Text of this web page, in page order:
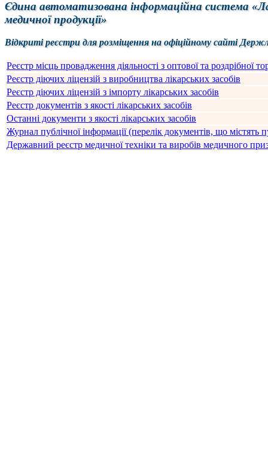
Єдина автоматизована інформаційна система
медичної продукції»
Відкриті реєстри для розміщення на офіційному сайті
Реєстр місць провадження діяльності з оптової та роздрібної
Реєстр діючих ліцензій з виробництва лікарських засобів
Реєстр діючих ліцензій з імпорту лікарських засобів
Реєстр документів з якості лікарських засобів
Останні документи з якості лікарських засобів
Журнал публічної інформації (перелік документів, що містять
Державний реєстр медичної техніки та виробів медичного